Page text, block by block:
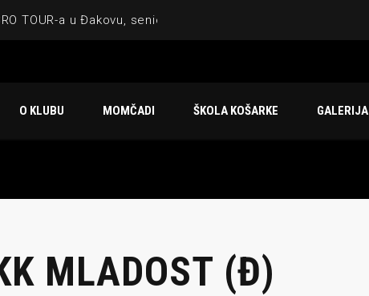
TOUR-a u Đakovu, seniorska ekipa 3×3 osvojila Krbulju
atraktivnu NCAA ekipu OBU Bison
O KLUBU MOMČADI ŠKOLA KOŠARKE GALERIJA
MLADOST (Đ)